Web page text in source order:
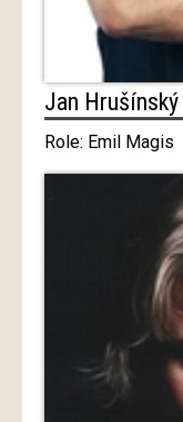
Jan Hrušínský
Role: Emil Magis